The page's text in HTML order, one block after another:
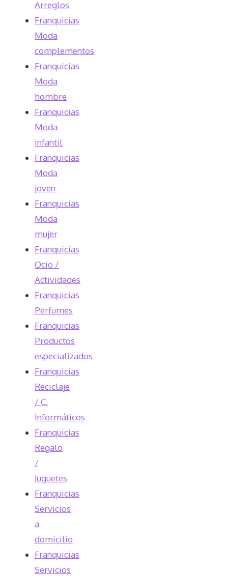
Arreglos
Franquicias
Moda
complementos
Franquicias
Moda
hombre
Franquicias
Moda
infantil
Franquicias
Moda
joven
Franquicias
Moda
mujer
Franquicias
Ocio /
Actividades
Franquicias
Perfumes
Franquicias
Productos
especializados
Franquicias
Reciclaje
/ C.
Informáticos
Franquicias
Regalo
/
Juguetes
Franquicias
Servicios
a
domicilio
Franquicias
Servicios